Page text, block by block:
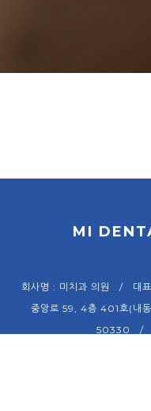
MI
회사명 : 미치과 의원 / 대
중앙로 59, 4층 401호(
50330 / 개